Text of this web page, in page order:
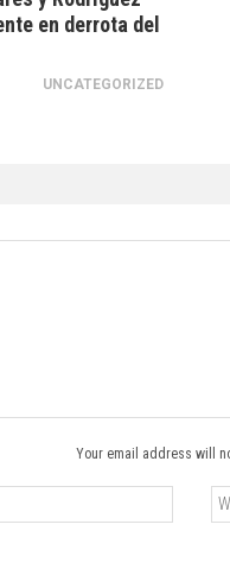
en derrota del
UNCATEGORIZED
Your email address will